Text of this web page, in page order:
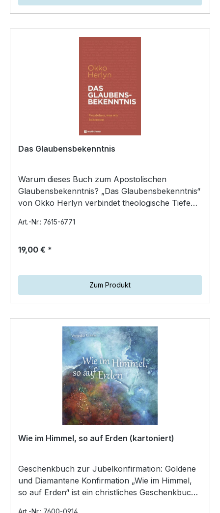
Das Glaubensbekenntnis
Warum dieses Buch zum Apostolischen
Glaubensbekenntnis? „Das Glaubensbekenntnis“
von Okko Herlyn verbindet theologische Tiefe
Art.-Nr.: 7615-6771
19,00 € *
Zum Produkt
Wie im Himmel, so auf Erden (kartoniert)
Geschenkbuch zur Jubelkonfirmation: Goldene
und Diamantene Konfirmation „Wie im Himmel,
so auf Erden“ ist ein christliches Geschenkbuch
Art.-Nr.: 7600-0914